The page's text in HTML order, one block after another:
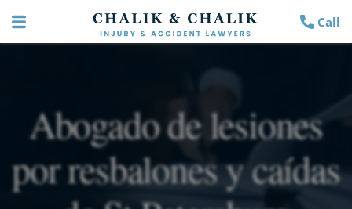
Call
Abogado de lesiones
por resbalones y caídas